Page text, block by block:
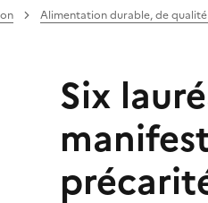
Alimentation durable, de
Six